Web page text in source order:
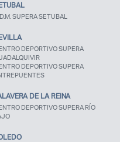
SUPERA SETUBAL
DEPORTIVO SUPERA
DEPORTIVO SUPERA
DE LA REINA
DEPORTIVO SUPERA RÍO